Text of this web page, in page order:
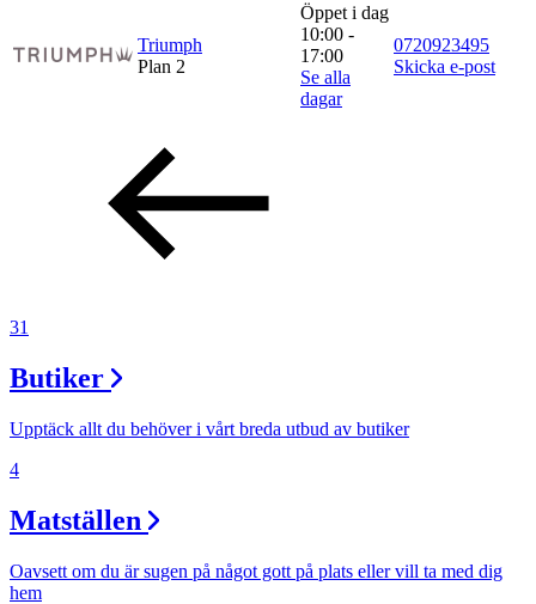
Triumph
Plan 2
Öppet i dag
10:00 -
17:00
Se alla
dagar
0720923495
Skicka e-post
31
Butiker
Upptäck allt du behöver i vårt breda utbud av butiker
4
Matställen
Oavsett om du är sugen på något gott på plats eller vill ta med dig
hem